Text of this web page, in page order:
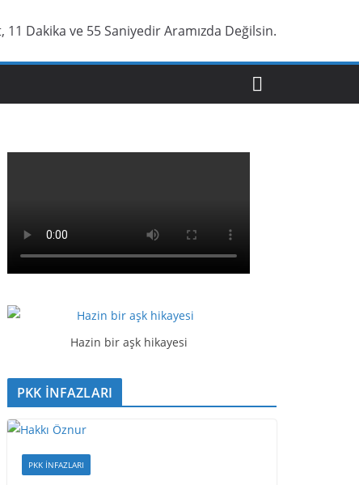
11 Dakika ve 56 Saniyedir Aramızda Değilsin.
Hazin bir aşk hikayesi
PKK İNFAZLARI
PKK İNFAZLARI